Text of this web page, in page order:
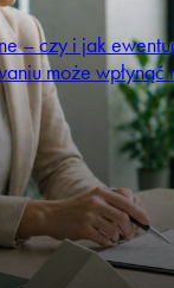
– czy i jak
może